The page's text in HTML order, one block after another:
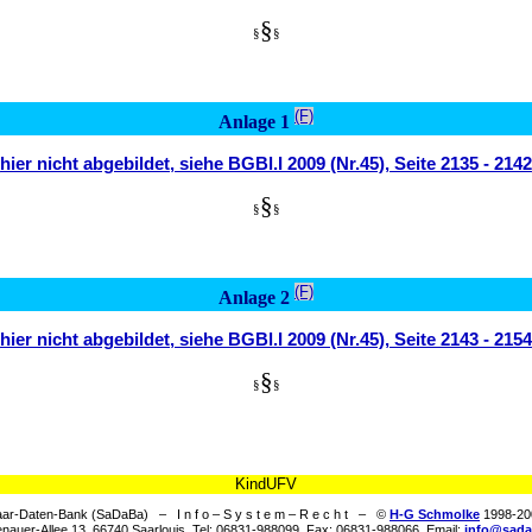
§§ §
Anlage 1 (F)
hier nicht abgebildet, siehe BGBl.I 2009 (Nr.45), Seite 2135 - 2142
§§ §
Anlage 2 (F)
hier nicht abgebildet, siehe BGBl.I 2009 (Nr.45), Seite 2143 - 2154
§§ §
KindUFV
Daten-Bank (SaDaBa) – I n f o – S y s t e m – R e c h t – © H-G Schmolke 1998-